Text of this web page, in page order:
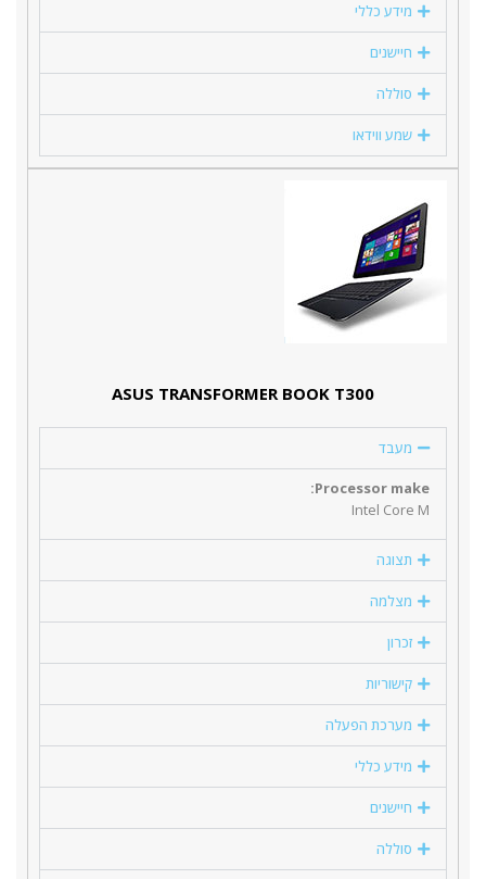
מידע כללי
חיישנים
סוללה
שמע ווידאו
ASUS TRANSFORMER BOOK T300
מעבד
Processor make:
Intel Core M
תצוגה
מצלמה
זכרון
קישוריות
מערכת הפעלה
מידע כללי
חיישנים
סוללה